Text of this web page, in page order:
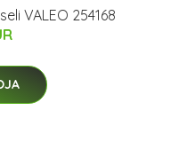
VALEO 254168